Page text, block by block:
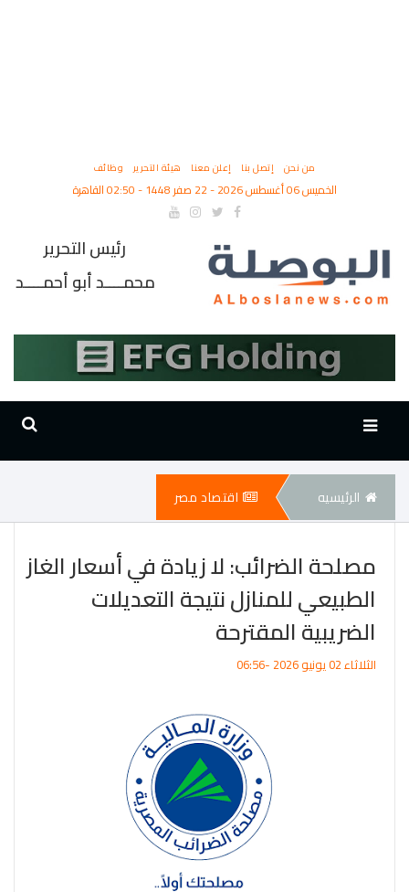
من نحن إتصل بنا إعلن معنا هيئة التحرير وظائف
الخميس 06 أغسطس 2026 - 22 صفر 1448 - 02:50 القاهرة
رئيس التحرير
محمــــد أبو أحمــــد
الرئيسيه اقتصاد مصر
مصلحة الضرائب: لا زيادة في أسعار الغاز
الطبيعي للمنازل نتيجة التعديلات
الضريبية المقترحة
الثلاثاء 02 يونيو 2026 -06:56